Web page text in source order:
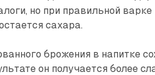
но при правильной
сахара.
брожения в напитке
он получается более